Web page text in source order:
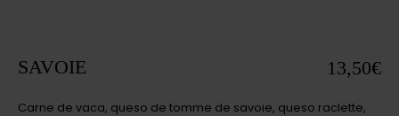
SAVOIE 13,50€
Carne de vaca, queso de tomme de savoie, queso raclette,